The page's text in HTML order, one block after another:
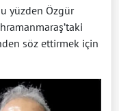
yüzden Özgür
söz ettirmek için